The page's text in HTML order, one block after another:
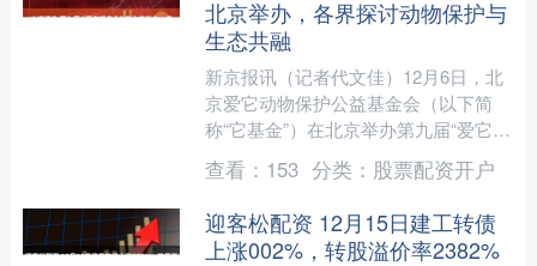
北京举办，各界探讨动物保护与
生态共融
新京报讯（记者代文佳）12月6日，北
京爱它动物保护公益基金会（以下简
称“它基金”）在北京举办第九届“爱它暖
冬会”。活动以“温暖同行”“爱及生灵”“共
护生态”为主....
查看： 153 分类： 股票配资开户
迎客松配资 12月15日建工转债
上涨002%，转股溢价率2382%